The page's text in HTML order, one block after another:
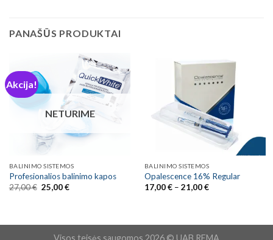
PANAŠŪS PRODUKTAI
Akcija!
NETURIME
BALINIMO SISTEMOS
Profesionalios balinimo kapos
27,00€ Original
price
25,00€Current
BALINIMO SISTEMOS
Opalescence 16% Regular
17,00€ – 21,00€Price